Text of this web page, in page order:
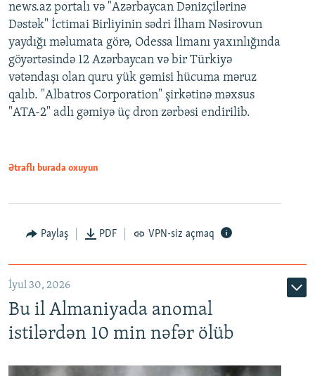
news.az portalı və "Azərbaycan Dənizçilərinə
Dəstək" İctimai Birliyinin sədri İlham Nəsirovun
yaydığı məlumata görə, Odessa limanı yaxınlığında
göyərtəsində 12 Azərbaycan və bir Türkiyə
vətəndaşı olan quru yük gəmisi hücuma məruz
qalıb. "Albatros Corporation" şirkətinə məxsus
"ATA-2" adlı gəmiyə üç dron zərbəsi endirilib.
Ətraflı burada oxuyun
Paylaş PDF VPN-siz açmaq
İyul 30, 2026
Bu il Almaniyada anomal
istilərdən 10 min nəfər ölüb